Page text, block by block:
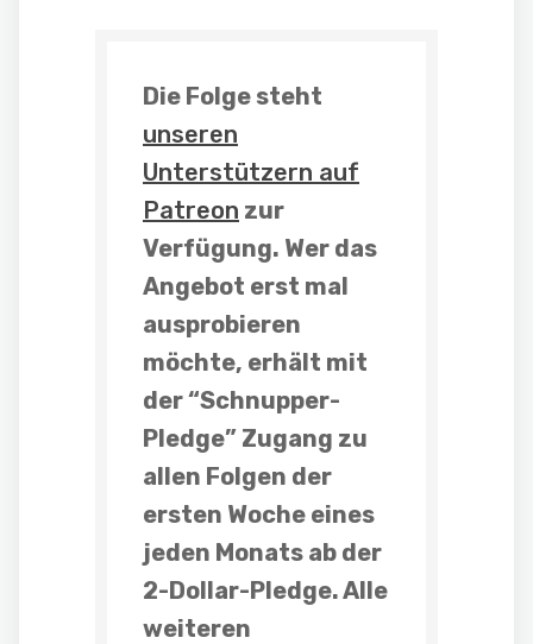
Die Folge steht
unseren
Unterstützern auf
Patreon zur
Verfügung. Wer das
Angebot erst mal
ausprobieren
möchte, erhält mit
der “Schnupper-
Pledge” Zugang zu
allen Folgen der
ersten Woche eines
jeden Monats ab der
2-Dollar-Pledge. Alle
weiteren